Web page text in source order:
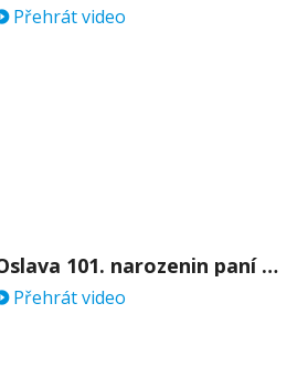
Přehrát video
Oslava 101. narozenin paní Věry Skořepové
Přehrát video